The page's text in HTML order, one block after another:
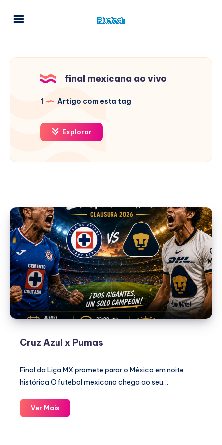
final mexicana ao vivo
1 Artigo com esta tag
Explorar
Cruz Azul x Pumas
Final da Liga MX promete parar o México em noite
histórica O futebol mexicano chega ao seu…
Ver MaisCruz
Azul